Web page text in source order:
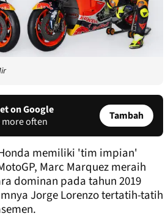
on Google
often
Tambah
memiliki 'tim impian'
Marc Marquez meraih
dominan pada tahun 2019
Jorge Lorenzo tertatih-tatih